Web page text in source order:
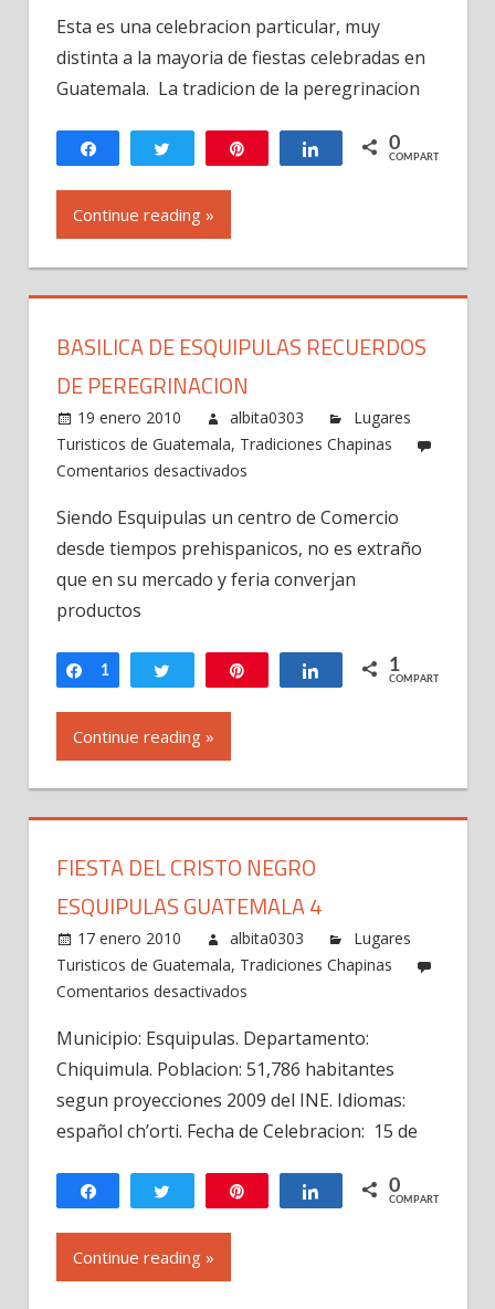
alegria
de
Esquipulas
Esta es una celebracion particular, muy
distinta a la mayoria de fiestas celebradas en
Guatemala. La tradicion de la peregrinacion
Compartir Twittear Compartir
0
COMPARTIR
Continue reading »
BASILICA DE ESQUIPULAS RECUERDOS
DE PEREGRINACION
19 enero 2010 albita0303
Lugares
Turisticos de Guatemala, Tradiciones Chapinas
Comentarios desactivados
de
Esquipulas
Recuerdos
Siendo Esquipulas un centro de Comercio
desde tiempos prehispanicos, no es extraño
que en su mercado y feria converjan
productos
Compartir
1 Twittear Compartir
1
COMPARTIR
Continue reading »
FIESTA DEL CRISTO NEGRO
ESQUIPULAS GUATEMALA 4
17 enero 2010 albita0303
Lugares
Turisticos de Guatemala, Tradiciones Chapinas
Comentarios desactivados
del
Cristo
Negro
Esquipulas
4
Municipio: Esquipulas. Departamento:
Chiquimula. Poblacion: 51,786 habitantes
segun proyecciones 2009 del INE. Idiomas:
español ch’orti. Fecha de Celebracion: 15 de
Compartir Twittear Compartir
0
COMPARTIR
Continue reading »